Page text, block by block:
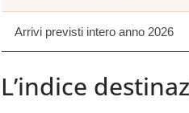
Arrivi previsti intero anno 2026
L’indice